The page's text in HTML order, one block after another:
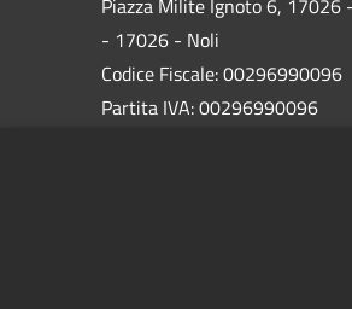
- 17026 - Noli
Codice Fiscale: 00296990096
Partita IVA: 00296990096